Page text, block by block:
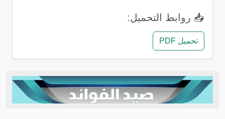
📥 روابط التحميل:
تحميل PDF